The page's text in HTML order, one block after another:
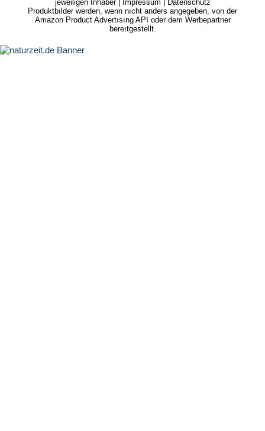
jeweiligen Inhaber | Impressum
Datenschutz
Produktbılder werden, wenn nıcht anders angegeben, von der
Amazon Product Advertısıng API oder dem Werbepartner
bereıtgestellt.